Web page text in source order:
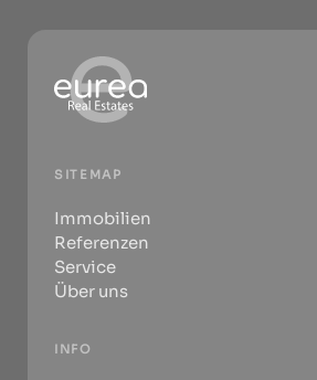
SITEMAP
Immobilien
Referenzen
Service
Über uns
INFO